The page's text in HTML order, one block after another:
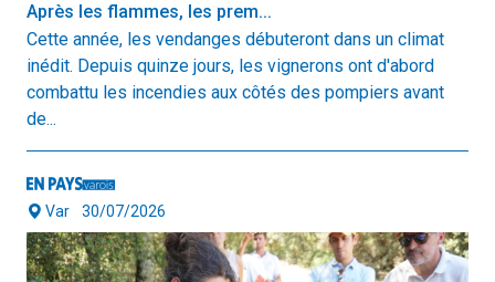
Après les flammes, les prem...
Cette année, les vendanges débuteront dans un climat
inédit. Depuis quinze jours, les vignerons ont d'abord
combattu les incendies aux côtés des pompiers avant
de...
Var 30/07/2026